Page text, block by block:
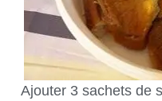
Ajouter 3 sachets de